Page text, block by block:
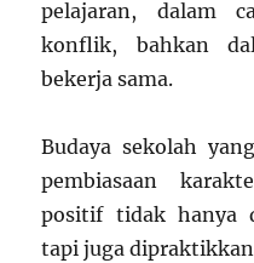
pelajaran, dalam
konflik, bahkan
bekerja sama.
Budaya sekolah
pembiasaan
positif tidak hanya
tapi juga